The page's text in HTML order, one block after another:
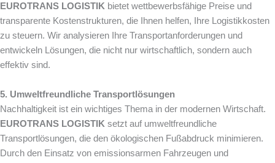
EUROTRANS LOGISTIK bietet wettbewerbsfähige Preise und
transparente Kostenstrukturen, die Ihnen helfen, Ihre Logistikkosten
zu steuern. Wir analysieren Ihre Transportanforderungen und
entwickeln Lösungen, die nicht nur wirtschaftlich, sondern auch
effektiv sind.
5. Umweltfreundliche Transportlösungen
Nachhaltigkeit ist ein wichtiges Thema in der modernen Wirtschaft.
EUROTRANS LOGISTIK setzt auf umweltfreundliche
Transportlösungen, die den ökologischen Fußabdruck minimieren.
Durch den Einsatz von emissionsarmen Fahrzeugen und